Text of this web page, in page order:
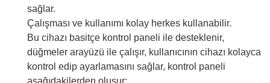
sağlar.
Çalışması ve kullanımı kolay herkes kullanabilir.
Bu cihazı basitçe kontrol paneli ile desteklenir,
düğmeler arayüzü ile çalışır, kullanıcının cihazı kolayca
kontrol edip ayarlamasını sağlar, kontrol paneli
aşağıdakilerden oluşur: